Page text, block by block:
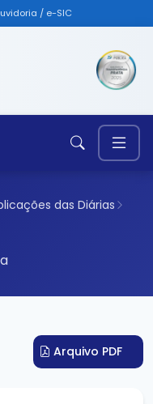
/ e-SIC
das Diárias
Arquivo PDF